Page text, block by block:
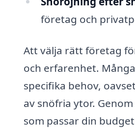
företag och
Att välja rätt företag
och erfarenhet.
specifika behov,
av snöfria ytor.
som passar din